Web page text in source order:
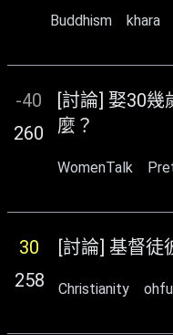
Buddhism khara
-40
260
[討論] 娶30幾
麼？
WomenTalk
30
258
[討論] 基督徒
Christianity